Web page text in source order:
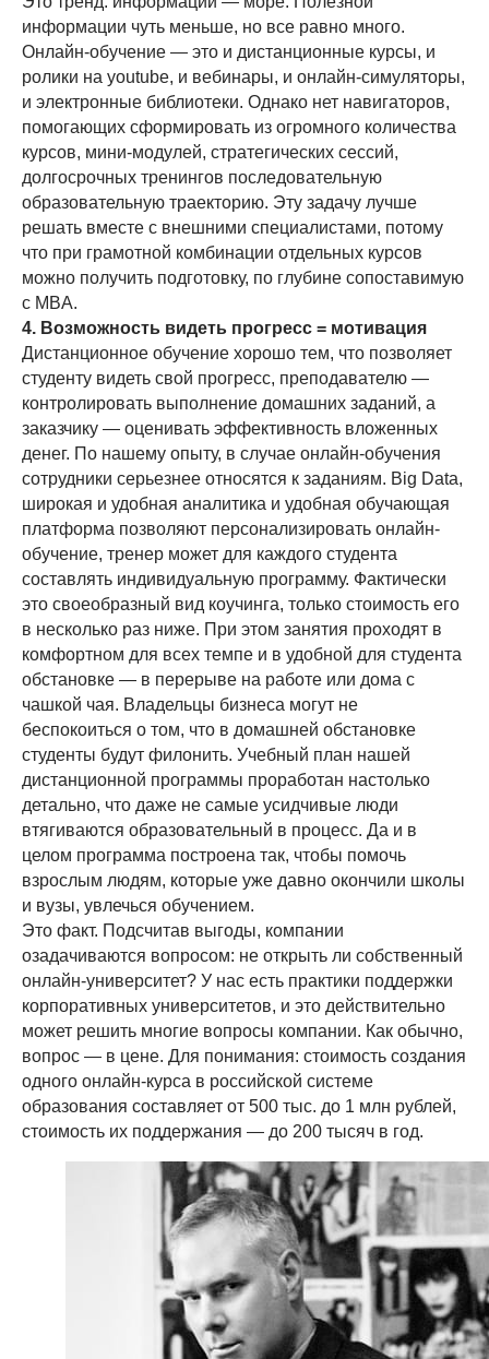
информации чуть меньше, но все равно много.
Онлайн-обучение — это и дистанционные курсы, и
ролики на youtube, и вебинары, и онлайн-симуляторы,
и электронные библиотеки. Однако нет навигаторов,
помогающих сформировать из огромного количества
курсов, мини-модулей, стратегических сессий,
долгосрочных тренингов последовательную
образовательную траекторию. Эту задачу лучше
решать вместе с внешними специалистами, потому
что при грамотной комбинации отдельных курсов
можно получить подготовку, по глубине сопоставимую
с MBA.
4. Возможность видеть прогресс = мотивация
Дистанционное обучение хорошо тем, что позволяет
студенту видеть свой прогресс, преподавателю —
контролировать выполнение домашних заданий, а
заказчику — оценивать эффективность вложенных
денег. По нашему опыту, в случае онлайн-обучения
сотрудники серьезнее относятся к заданиям. Big Data,
широкая и удобная аналитика и удобная обучающая
платформа позволяют персонализировать онлайн-
обучение, тренер может для каждого студента
составлять индивидуальную программу. Фактически
это своеобразный вид коучинга, только стоимость его
в несколько раз ниже. При этом занятия проходят в
комфортном для всех темпе и в удобной для студента
обстановке — в перерыве на работе или дома с
чашкой чая. Владельцы бизнеса могут не
беспокоиться о том, что в домашней обстановке
студенты будут филонить. Учебный план нашей
дистанционной программы проработан настолько
детально, что даже не самые усидчивые люди
втягиваются образовательный в процесс. Да и в
целом программа построена так, чтобы помочь
взрослым людям, которые уже давно окончили школы
и вузы, увлечься обучением.
Это факт. Подсчитав выгоды, компании
озадачиваются вопросом: не открыть ли собственный
онлайн-университет? У нас есть практики поддержки
корпоративных университетов, и это действительно
может решить многие вопросы компании. Как обычно,
вопрос — в цене. Для понимания: стоимость создания
одного онлайн-курса в российской системе
образования составляет от 500 тыс. до 1 млн рублей,
стоимость их поддержания — до 200 тысяч в год.